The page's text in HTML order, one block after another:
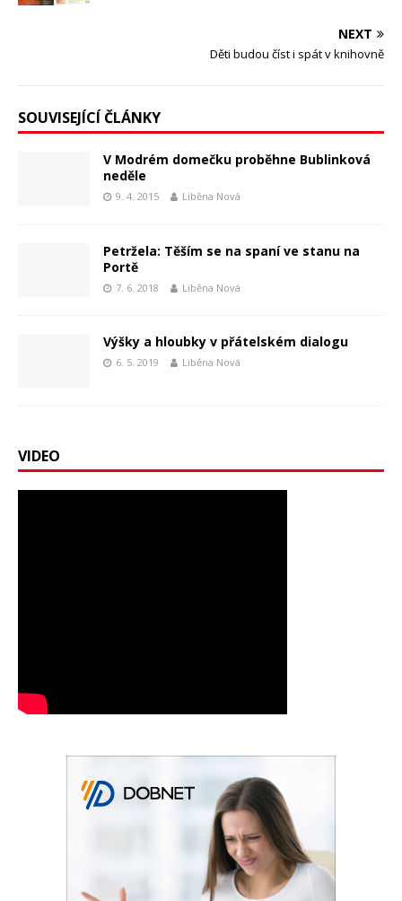
NEXT
Děti budou číst i spát v knihovně
SOUVISEJÍCÍ ČLÁNKY
V Modrém domečku proběhne Bublinková
neděle
9. 4. 2015 Liběna Nová
Petržela: Těším se na spaní ve stanu na
Portě
7. 6. 2018 Liběna Nová
Výšky a hloubky v přátelském dialogu
6. 5. 2019 Liběna Nová
VIDEO